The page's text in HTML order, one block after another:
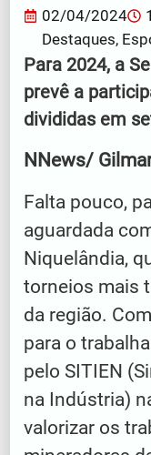
02/04/2024
Destaques,
Para 2024, a
prevê a
divididas em
NNews/
Falta pouco,
aguardada
Niquelândia,
torneios mais
da região.
para o
pelo SITIEN
na Indústria)
valorizar os